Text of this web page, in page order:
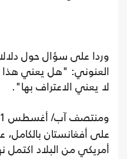
وردا على سؤال حول
العنوني: "هل يعني هذا
لا يعني الاعتراف بها".
ومنتصف آب/ أغسطس 2021، سيطرت حركة
على أفغانستان
أمريكي من البلاد اكتمل